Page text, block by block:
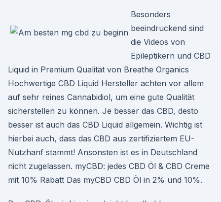
Besonders
beeindruckend sind
die Videos von
Epileptikern und CBD
Liquid in Premium Qualität von Breathe Organics
Hochwertige CBD Liquid Hersteller achten vor allem
auf sehr reines Cannabidiol, um eine gute Qualität
sicherstellen zu können. Je besser das CBD, desto
besser ist auch das CBD Liquid allgemein. Wichtig ist
hierbei auch, dass das CBD aus zertifiziertem EU-
Nutzhanf stammt! Ansonsten ist es in Deutschland
nicht zugelassen. myCBD: jedes CBD Öl & CBD Creme
mit 10% Rabatt Das myCBD CBD Öl in 2% und 10%.